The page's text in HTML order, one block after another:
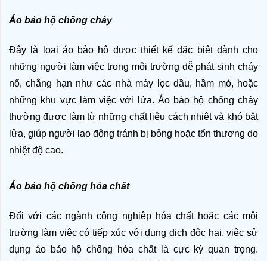
Áo bảo hộ chống cháy
Đây là loại áo bảo hộ được thiết kế đặc biệt dành cho
những người làm việc trong môi trường dễ phát sinh cháy
nổ, chẳng hạn như các nhà máy lọc dầu, hầm mỏ, hoặc
những khu vực làm việc với lửa. Áo bảo hộ chống cháy
thường được làm từ những chất liệu cách nhiệt và khó bắt
lửa, giúp người lao động tránh bị bỏng hoặc tổn thương do
nhiệt độ cao.
Áo bảo hộ chống hóa chất
Đối với các ngành công nghiệp hóa chất hoặc các môi
trường làm việc có tiếp xúc với dung dịch độc hại, việc sử
dụng áo bảo hộ chống hóa chất là cực kỳ quan trọng.